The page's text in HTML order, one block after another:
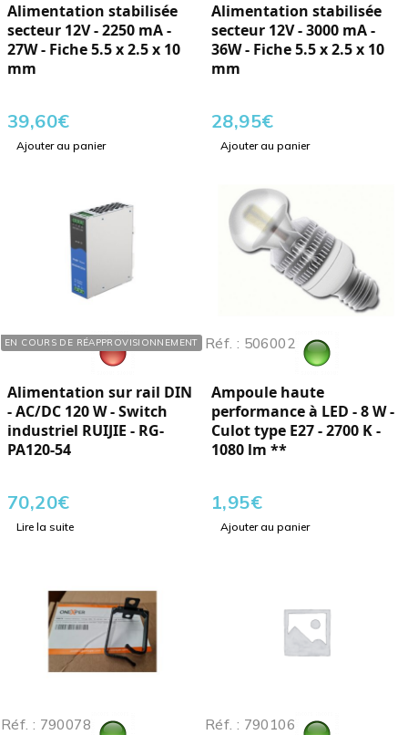
Alimentation stabilisée
secteur 12V - 2250 mA -
27W - Fiche 5.5 x 2.5 x 10
mm
39,60€
Ajouter au panier
Alimentation stabilisée
secteur 12V - 3000 mA -
36W - Fiche 5.5 x 2.5 x 10
mm
28,95€
Ajouter au panier
EN COURS DE RÉAPPROVISIONNEMENT
Réf. : 112050
Alimentation sur rail DIN
- AC/DC 120 W - Switch
industriel RUIJIE - RG-
PA120-54
70,20€
Lire la suite
Réf. : 506002
Ampoule haute
performance à LED - 8 W -
Culot type E27 - 2700 K -
1080 lm **
1,95€
Ajouter au panier
Réf. : 790078 Réf. : 790106